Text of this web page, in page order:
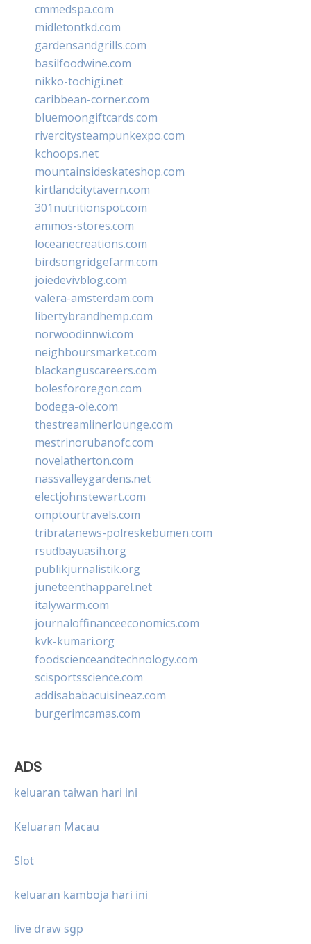
cmmedspa.com
midletontkd.com
gardensandgrills.com
basilfoodwine.com
nikko-tochigi.net
caribbean-corner.com
bluemoongiftcards.com
rivercitysteampunkexpo.com
kchoops.net
mountainsideskateshop.com
kirtlandcitytavern.com
301nutritionspot.com
ammos-stores.com
loceanecreations.com
birdsongridgefarm.com
joiedevivblog.com
valera-amsterdam.com
libertybrandhemp.com
norwoodinnwi.com
neighboursmarket.com
blackanguscareers.com
bolesfororegon.com
bodega-ole.com
thestreamlinerlounge.com
mestrinorubanofc.com
novelatherton.com
nassvalleygardens.net
electjohnstewart.com
omptourtravels.com
tribratanews-polreskebumen.com
rsudbayuasih.org
publikjurnalistik.org
juneteenthapparel.net
italywarm.com
journaloffinanceeconomics.com
kvk-kumari.org
foodscienceandtechnology.com
scisportsscience.com
addisababacuisineaz.com
burgerimcamas.com
ADS
keluaran taiwan hari ini
Keluaran Macau
Slot
keluaran kamboja hari ini
live draw sgp